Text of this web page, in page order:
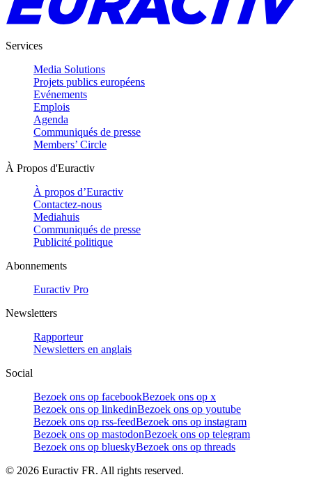
Services
Media Solutions
Projets publics européens
Evénements
Emplois
Agenda
Communiqués de presse
Members’ Circle
À Propos d'Euractiv
À propos d’Euractiv
Contactez-nous
Mediahuis
Communiqués de presse
Publicité politique
Abonnements
Euractiv Pro
Newsletters
Rapporteur
Newsletters en anglais
Social
Bezoek ons op facebookBezoek ons op x
Bezoek ons op linkedinBezoek ons op youtube
Bezoek ons op rss-feedBezoek ons op instagram
Bezoek ons op mastodonBezoek ons op telegram
Bezoek ons op blueskyBezoek ons op threads
© 2026 Euractiv FR. All rights reserved.